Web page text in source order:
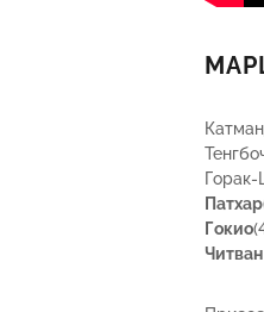
Патхар
Гокио
Читван